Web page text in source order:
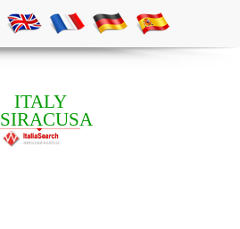
ITALY
SIRACUSA